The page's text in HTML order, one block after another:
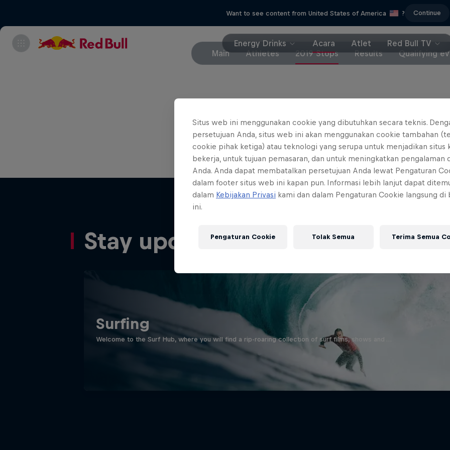
Want to see content from United States of America ? Continue
Energy Drinks Acara Atlet
Red Bull TV
Main
Athletes 2019 Stops Results Qualifying
May 15-19: Keramas, Bali
October 3-9: Hossegor, France
Stay updated
Surfing
Welcome to the Surf Hub, where you will find a rip-roaring collection of surf films, shows and …
Situs web ini menggunakan cookie yang dibutuhkan secara teknis.
persetujuan Anda, situs web ini akan menggunakan cookie tambahan
cookie pihak ketiga) atau teknologi yang serupa untuk menjadikan situs
bekerja, untuk tujuan pemasaran, dan untuk meningkatkan pengalaman
Anda. Anda dapat membatalkan persetujuan Anda lewat Pengaturan
dalam footer situs web ini kapan pun. Informasi lebih lanjut dapat
dalam Kebijakan Privasi kami dan dalam Pengaturan Cookie langsung di
ini.
Pengaturan Cookie Tolak Semua Terima Semua